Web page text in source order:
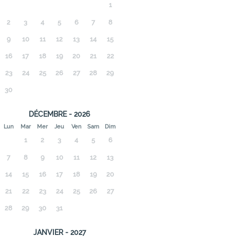
1
2 3 4 5 6 7 8
9 10 11 12 13 14 15
16 17 18 19 20 21 22
23 24 25 26 27 28 29
30
DÉCEMBRE - 2026
Lun Mar Mer Jeu Ven Sam Dim
1 2 3 4 5 6
7 8 9 10 11 12 13
14 15 16 17 18 19 20
21 22 23 24 25 26 27
28 29 30 31
JANVIER - 2027